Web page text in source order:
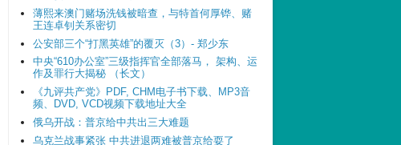
薄熙来澳门赌场洗钱被暗查，与特首何厚铧、赌
王连卓钊关系密切
公安部三个“打黑英雄”的覆灭（3）- 郑少东
中央“610办公室”三级指挥官全部落马， 架构、运
作及罪行大揭秘 （长文）
《九评共产党》PDF, CHM电子书下载、MP3音
频、DVD, VCD视频下载地址大全
俄乌开战：普京给中共出三大难题
乌克兰战事紧张 中共进退两难被普京给耍了